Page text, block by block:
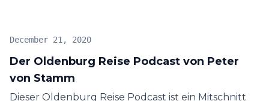
Der Oldenburg Reise Podcast von Peter
von Stamm
December 21, 2020
Dieser Oldenburg Reise Podcast ist ein Mitschnitt